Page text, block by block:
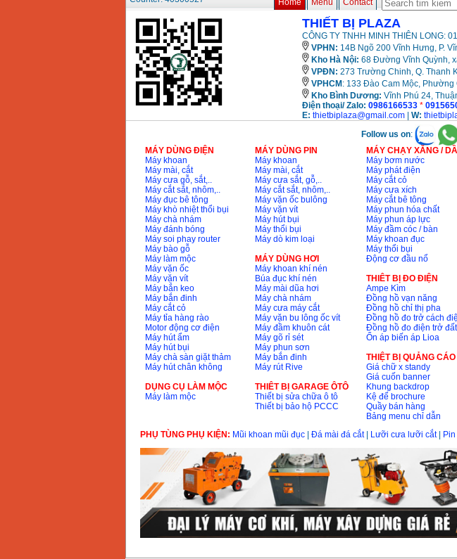
May cat goc da nang
Makita LS1019L
(1510W)
Price
14068000
VND
Bo may khoan 100
chi tiet Bosch GSB
13RE (650W)
Price: 2200000
May khoan Bosch
GSB 16RE (750W)
Price
Dong co xang Honda
GX160 (5.5HP)
Price:7200000
May mai 100mm
Makita 9553B (710W)
Price
Home Menu Contact
THIẾT BỊ PLAZA
CÔNG TY TNHH MINH THIÊN LONG:
VPHN: 14B Ngõ 200 Vĩnh Hưng, P.
Kho Hà Nội: 68 Đường Vĩnh Quỳnh,
VPĐN: 273 Trường Chinh, Q. Thanh
VPHCM : 133 Đào Cam Mộc,
Kho Bình Dương: Vĩnh Phú 24,
Điện thoại/ Zalo: 0986166533 *
E: thietbiplaza@gmail.com| W:
Follow us on:
MÁY DÙNG ĐIỆN
Máy khoan
Máy mài, cắt
Máy cưa gỗ, sắt,..
Máy cắt sắt, nhôm,..
Máy đục bê tông
Máy khò nhiệt thổi bụi
Máy chà nhám
Máy đánh bóng
Máy soi phay router
Máy bào gỗ
Máy làm mộc
Máy vặn ốc
Máy vặn vít
Máy bắn keo
Máy bắn đinh
Máy cắt cỏ
Máy tỉa hàng rào
Motor động cơ điện
Máy hút ẩm
Máy hút bụi
Máy chà sàn giặt thảm
Máy hút chân không
DỤNG CỤ LÀM MỘC
Máy làm mộc
MÁY DÙNG PIN
Máy khoan
Máy mài, cắt
Máy cưa sắt, gỗ,..
Máy cắt sắt, nhôm,..
Máy vặn ốc bulông
Máy vặn vít
Máy hút bụi
Máy thổi bụi
Máy dò kim loại
MÁY DÙNG HƠI
Máy khoan khí nén
Búa đục khí nén
Máy mài dũa hơi
Máy chà nhám
Máy cưa máy cắt
Máy vặn bu lông ốc vít
Máy đầm khuôn cát
Máy gõ rỉ sét
Máy phun sơn
Máy bắn đinh
Máy rút Rive
THIÊT BỊ GARAGE ÔTÔ
Thiết bị sửa chữa ô tô
Thiết bị bảo hộ PCCC
MÁY CHẠY XĂNG /
Máy bơm nước
Máy phát điện
Máy cắt cỏ
Máy cưa xích
Máy cắt bê tông
Máy phun hóa chất
Máy phun áp lực
Máy đầm cóc / bàn
Máy khoan đục
Máy thổi bụi
Động cơ đầu nổ
THIÊT BỊ ĐO ĐIỆN
Ampe Kìm
Đồng hồ vạn năng
Đồng hồ chỉ thị pha
Đồng hồ đo trở cách
Đồng hồ đo điện trở đất
Ổn áp biến áp Lioa
THIỆT BỊ QUẢNG CÁO
Giá chữ x standy
Giá cuốn banner
Khung backdrop
Kệ để brochure
Quầy bán hàng
Bảng menu chỉ dẫn
PHỤ TÙNG PHỤ KIỆN: Mũi khoan mũi đục| Đá mài đá cắt| Lưỡi cưa lưỡi cắt|